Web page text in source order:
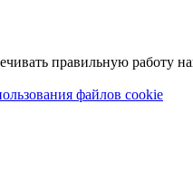
правильную работу
файлов cookie